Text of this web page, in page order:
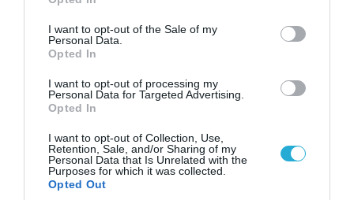
use your data for below specified purposes in below Google
consent section.
I want to opt-out of the Sale of my
Personal Data.
Opted In
I want to opt-out of processing my
Personal Data for Targeted Advertising.
Opted In
I want to opt-out of Collection, Use,
Retention, Sale, and/or Sharing of my
Personal Data that Is Unrelated with the
Purposes for which it was collected.
Opted Out
PAGENEWS EDITOR
Δημοσιογράφος με εμπειρία στη σύνταξη και
επιμέλεια ειδησεογραφικού περιεχομένου, με
έμφαση στη ροή της καθημερινής επικαιρότητας